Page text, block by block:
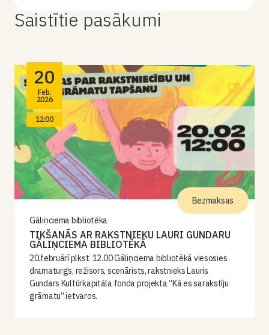
Saistītie pasākumi
20
Feb.
2026
12:00
Gāliņciema bibliotēka
TIKŠANĀS AR RAKSTNIEKU LAURI GUNDARU
GĀLIŅCIEMA BIBLIOTĒKĀ
20.februārī plkst. 12.00 Gāliņciema bibliotēkā viesosies
dramaturgs, režisors, scenārists, rakstnieks Lauris
Gundars Kultūrkapitāla fonda projekta “Kā es sarakstīju
grāmatu” ietvaros.
Bezmaksas